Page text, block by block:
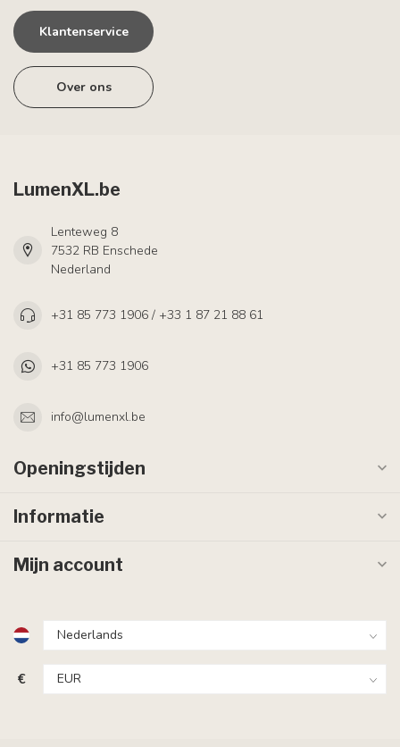
Klantenservice
Over ons
LumenXL.be
Lenteweg 8
7532 RB Enschede
Nederland
+31 85 773 1906 / +33 1 87 21 88 61
+31 85 773 1906
info@lumenxl.be
Openingstijden
Informatie
Mijn account
€